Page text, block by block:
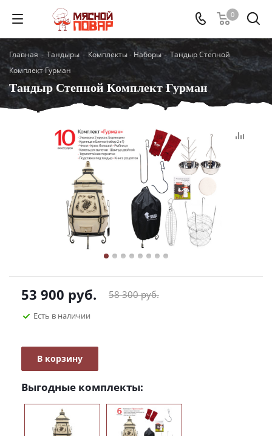
0
Главная - Тандыры - Комплекты - Наборы - Тандыр Степной
Комплект Гурман
Тандыр Степной Комплект Гурман
53 900 руб. 58 300руб.
Есть в наличии
В корзину
Выгодные комплекты: